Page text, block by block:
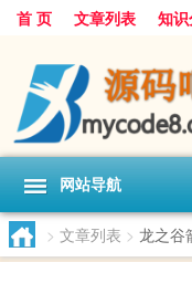
首 页 文章列表 知
网站导航
> 文章列表 > 龙之谷